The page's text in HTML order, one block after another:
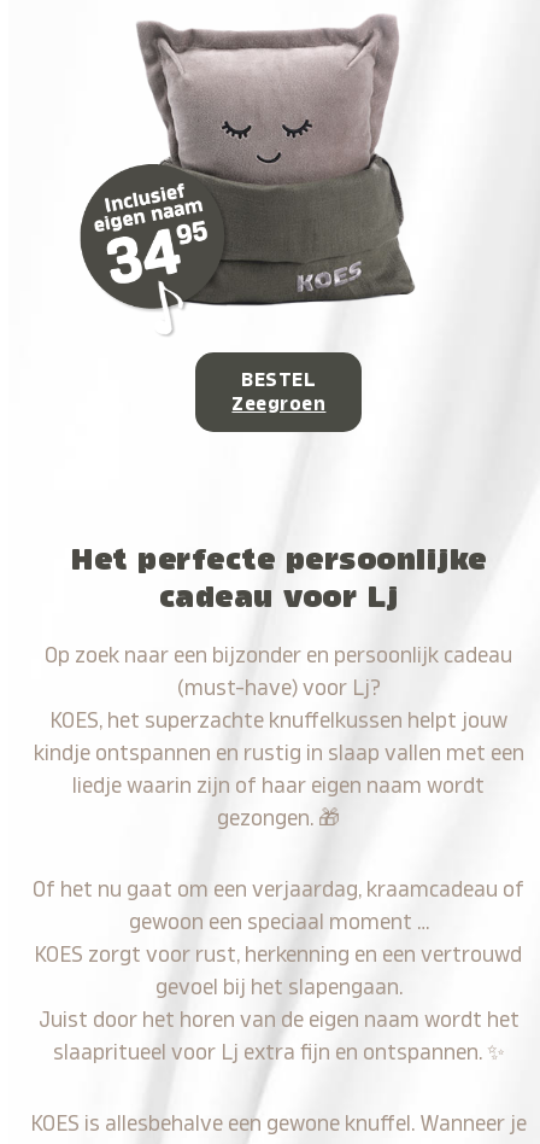
BESTEL
Zeegroen
Het perfecte persoonlijke
cadeau voor Lj
Op zoek naar een bijzonder en persoonlijk cadeau
(must-have) voor Lj?
KOES, het superzachte knuffelkussen helpt jouw
kindje ontspannen en rustig in slaap vallen met een
liedje waarin zijn of haar eigen naam wordt
gezongen. 🎁
Of het nu gaat om een verjaardag, kraamcadeau of
gewoon een speciaal moment …
KOES zorgt voor rust, herkenning en een vertrouwd
gevoel bij het slapengaan.
Juist door het horen van de eigen naam wordt het
slaapritueel voor Lj extra fijn en ontspannen. ✨
KOES is allesbehalve een gewone knuffel. Wanneer je